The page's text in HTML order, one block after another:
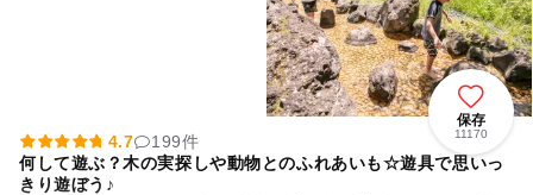
保存
11170
4.7
199件
何して遊ぶ？木の実探しや動物とのふれあいも☆遊具で思いっ
きり遊ぼう♪